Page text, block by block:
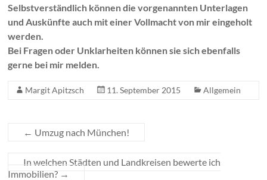
Selbstverständlich können die vorgenannten Unterlagen
und Auskünfte auch mit einer Vollmacht von mir eingeholt
werden.
Bei Fragen oder Unklarheiten können sie sich ebenfalls
gerne bei mir melden.
Margit Apitzsch 11. September 2015 Allgemein
← Umzug nach München!
In welchen Städten und Landkreisen bewerte ich
Immobilien? →